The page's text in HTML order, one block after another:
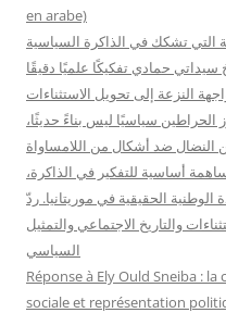
en arabe)
التي تشكك في الذاكرة السياسية
حمادي تفكيكًا علميًا دقيقًا
النزعة إلى تحويل الاستثناءات
الحراطين سياسيًا ليس بناءً حديثًا،
ضد أشكال من اللامساواة
أساسية للتفكير في الذاكرة،
الحقيقية في موريتانيا. ردّ
والتاريخ الاجتماعي والتمثيل
السياسي
Réponse à Ely Ould Sneiba :
sociale et représentation